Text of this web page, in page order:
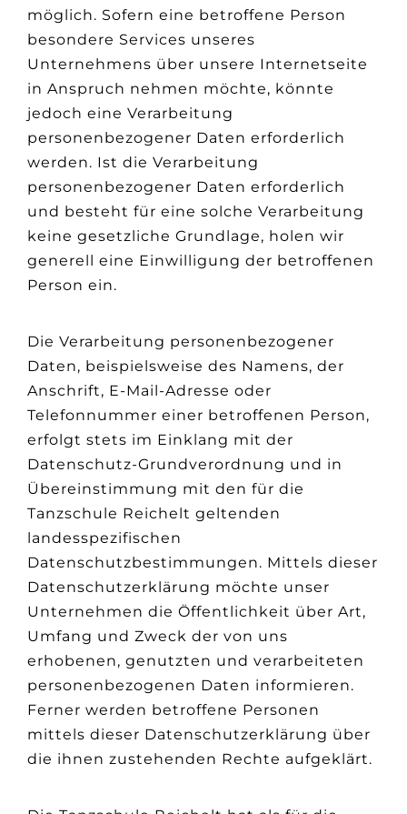
möglich. Sofern eine betroffene Person
besondere Services unseres
Unternehmens über unsere Internetseite
in Anspruch nehmen möchte, könnte
jedoch eine Verarbeitung
personenbezogener Daten erforderlich
werden. Ist die Verarbeitung
personenbezogener Daten erforderlich
und besteht für eine solche Verarbeitung
keine gesetzliche Grundlage, holen wir
generell eine Einwilligung der betroffenen
Person ein.
Die Verarbeitung personenbezogener
Daten, beispielsweise des Namens, der
Anschrift, E-Mail-Adresse oder
Telefonnummer einer betroffenen Person,
erfolgt stets im Einklang mit der
Datenschutz-Grundverordnung und in
Übereinstimmung mit den für die
Tanzschule Reichelt geltenden
landesspezifischen
Datenschutzbestimmungen. Mittels dieser
Datenschutzerklärung möchte unser
Unternehmen die Öffentlichkeit über Art,
Umfang und Zweck der von uns
erhobenen, genutzten und verarbeiteten
personenbezogenen Daten informieren.
Ferner werden betroffene Personen
mittels dieser Datenschutzerklärung über
die ihnen zustehenden Rechte aufgeklärt.